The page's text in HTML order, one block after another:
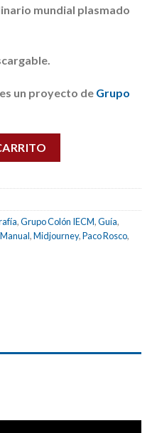
mundial plasmado
un proyecto de Grupo
cantidad
,Grupo Colón IECM,Guía,
Manual,Midjourney,Paco Rosco,